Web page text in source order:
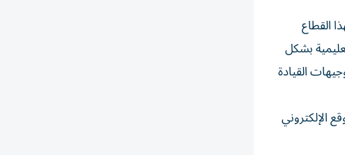
القطاع
بشكل
القيادة
للعام الدراسي 2024-2025، عبر زيارة الموقع الإلكتروني